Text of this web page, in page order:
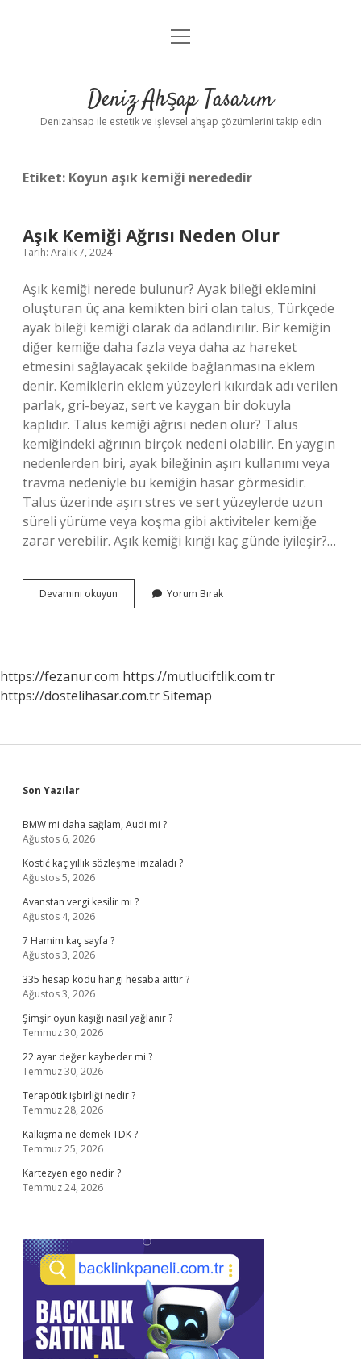
Anasayfa
Yasal Uyarı
menüyü
Deniz Ahşap Tasarım
Denizahsap ile estetik ve işlevsel ahşap çözümlerini takip edin
Etiket: Koyun aşık kemiği nerededir
Aşık Kemiği Ağrısı Neden Olur
Tarih: Aralık 7, 2024
Aşık kemiği nerede bulunur? Ayak bileği eklemini
oluşturan üç ana kemikten biri olan talus, Türkçede
ayak bileği kemiği olarak da adlandırılır. Bir kemiğin
diğer kemiğe daha fazla veya daha az hareket
etmesini sağlayacak şekilde bağlanmasına eklem
denir. Kemiklerin eklem yüzeyleri kıkırdak adı verilen
parlak, gri-beyaz, sert ve kaygan bir dokuyla
kaplıdır. Talus kemiği ağrısı neden olur? Talus
kemiğindeki ağrının birçok nedeni olabilir. En yaygın
nedenlerden biri, ayak bileğinin aşırı kullanımı veya
travma nedeniyle bu kemiğin hasar görmesidir.
Talus üzerinde aşırı stres ve sert yüzeylerde uzun
süreli yürüme veya koşma gibi aktiviteler kemiğe
zarar verebilir. Aşık kemiği kırığı kaç günde iyileşir?…
Devamını okuyun
Kemiği
Yorum Bırak
https://fezanur.com https://mutluciftlik.com.tr
https://dostelihasar.com.trSitemap
Sidebar
Son Yazılar
BMW mi daha sağlam, Audi mi ?
Ağustos 6, 2026
Kostić kaç yıllık sözleşme imzaladı ?
Ağustos 5, 2026
Avanstan vergi kesilir mi ?
Ağustos 4, 2026
7 Hamim kaç sayfa ?
Ağustos 3, 2026
335 hesap kodu hangi hesaba aittir ?
Ağustos 3, 2026
Şimşir oyun kaşığı nasıl yağlanır ?
Temmuz 30, 2026
22 ayar değer kaybeder mi ?
Temmuz 30, 2026
Terapötik işbirliği nedir ?
Temmuz 28, 2026
Kalkışma ne demek TDK ?
Temmuz 25, 2026
Kartezyen ego nedir ?
Temmuz 24, 2026